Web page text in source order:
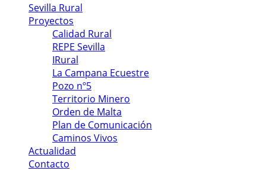
Sevilla Rural
Proyectos
Calidad Rural
REPE Sevilla
IRural
La Campana Ecuestre
Pozo nº5
Territorio Minero
Orden de Malta
Plan de Comunicación
Caminos Vivos
Actualidad
Contacto